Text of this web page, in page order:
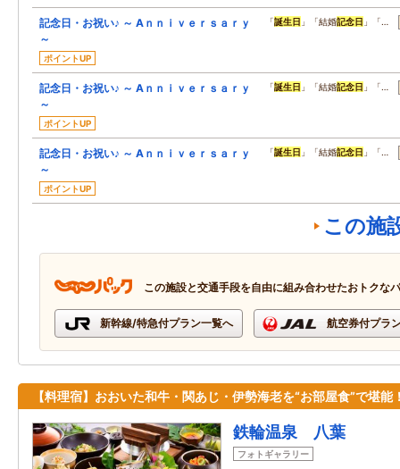
記念日・お祝い♪ ～ Aｎｎｉｖｅｒｓａｒｙ
～
ポイントUP
「誕生日 」「結婚記念日 」「…
記念日・お祝い♪ ～ Aｎｎｉｖｅｒｓａｒｙ
～
ポイントUP
「誕生日 」「結婚記念日 」「…
記念日・お祝い♪ ～ Aｎｎｉｖｅｒｓａｒｙ
～
ポイントUP
「誕生日 」「結婚記念日 」「…
この施
この施設と交通手段を自由に組み合わせたおトクな
新幹線/特急付プラン一覧へ 航空券付プラ
【料理宿】おおいた和牛・関あじ・伊勢海老を“お部屋食”で堪能
鉄輪温泉 八葉
フォトギャラリー